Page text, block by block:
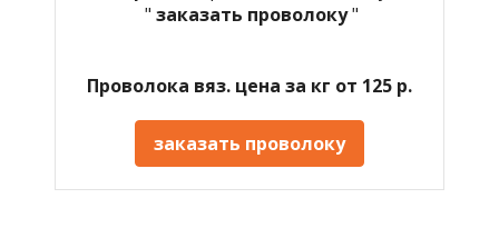
" заказать проволоку"
Проволока вяз. цена за кг от 125 р.
заказать проволоку